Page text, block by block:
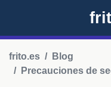
frito.es
Blog
Precauciones de